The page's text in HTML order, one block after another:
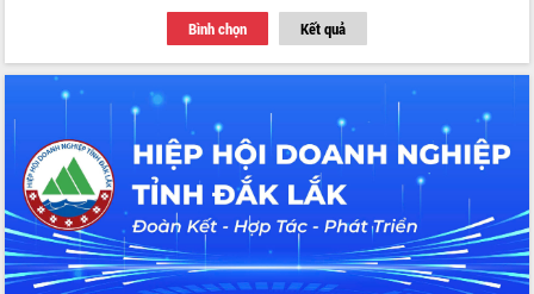
Tập huấn ứng dụng trí tuệ nhân tạo (AI)
trong thương mại điện tử năm 2026
Đoàn đại biểu Quốc hội tỉnh Đắk Lắk
trao đổi thông tin trước Kỳ họp thứ
nhất, Quốc hội khóa XVI
Quyết liệt cải cách hành chính, khơi
thông nguồn lực phát triển
Nâng cao hiệu lực, hiệu quả HĐND
tỉnh thông qua hiện đại hóa hành chính
Xã Ea Phê gắn cải cách hành chính với
chuyển đổi số
Bình chọn Kết quả